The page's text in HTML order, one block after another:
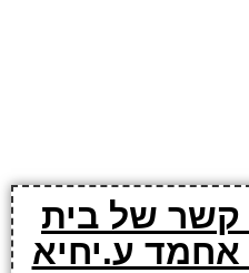
קשר של בית
ע.יחיא